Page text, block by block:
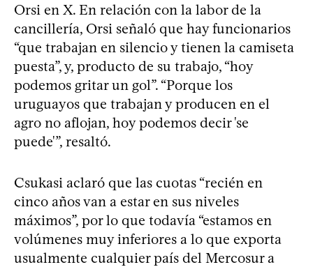
Orsi en X. En relación con la labor de la
cancillería, Orsi señaló que hay funcionarios
“que trabajan en silencio y tienen la camiseta
puesta”, y, producto de su trabajo, “hoy
podemos gritar un gol”. “Porque los
uruguayos que trabajan y producen en el
agro no aflojan, hoy podemos decir 'se
puede'”, resaltó.
Csukasi aclaró que las cuotas “recién en
cinco años van a estar en sus niveles
máximos”, por lo que todavía “estamos en
volúmenes muy inferiores a lo que exporta
usualmente cualquier país del Mercosur a